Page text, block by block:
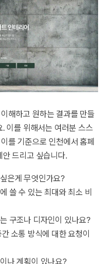
해하고 원하는 결과를 만들
이를 위해서는 여러분 스스
를 기준으로 인천에서 홈페
드리고 싶습니다.
은게 무엇인가요?
쓸 수 있는 최대와 최소 비
구조나 디자인이 있나요?
소통 방식에 대한 요청이
나 계획이 있나요?